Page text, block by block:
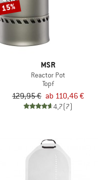
15%
MSR
Reactor Pot
Topf
129,95 € ab 110,46 €
4,7(7)